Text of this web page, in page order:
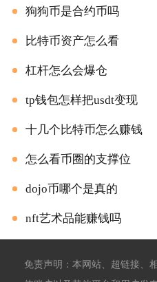
狗狗币是合约币吗
比特币资产怎么看
杠杆怎么会爆仓
tp钱包怎样把usdt变现
十几个比特币怎么赚钱
怎么看币圈的支撑位
dojo币哪个是真的
nft艺术品能赚钱吗
免责声明：本网站、超链接、